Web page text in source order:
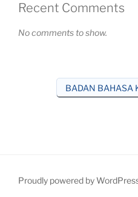
Recent Comments
No comments to show.
BADAN BAHASA
Proudly powered by